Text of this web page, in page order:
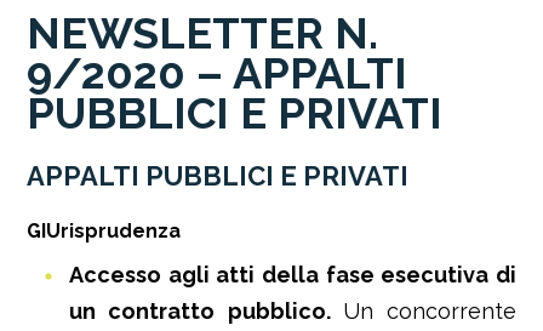
NEWSLETTER N.
9/2020 – APPALTI
PUBBLICI E PRIVATI
APPALTI PUBBLICI E PRIVATI
GIUrisprudenza
Accesso agli atti della fase esecutiva di
un contratto pubblico. Un concorrente